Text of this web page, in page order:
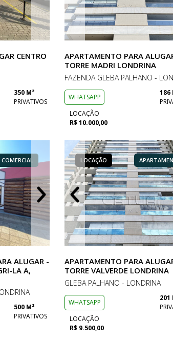
CENTRO
350 M²
PRIVATIVOS
APARTAMENTO PARA
TORRE MADRI LONDRINA
FAZENDA GLEBA PALHANO -
WHATSAPP
186
LOCAÇÃO
R$ 10.000,00
COMERCIAL LOCAÇÃO COMERCIAL
ALUGAR -
LA A,
500 M²
PRIVATIVOS
APARTAMENTO LOCAÇÃO
APARTAMENTO PARA
TORRE VALVERDE LONDRINA
GLEBA PALHANO - LONDRINA
WHATSAPP
201
LOCAÇÃO
R$ 9.500,00
LOCAÇÃO